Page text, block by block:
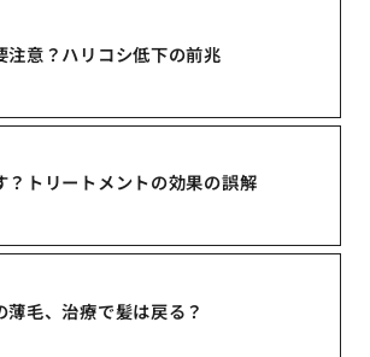
注意？ハリコシ低下の前兆
？トリートメントの効果の誤解
薄毛、治療で髪は戻る？